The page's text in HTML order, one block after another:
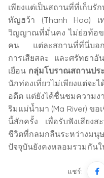
เพียงแต่เป็นสถานที่ที่เก็บรั
ทัญฮว้า (Thanh Hoa) เ
วิญญาณที่มั่นคง ไม่ย่อท้อข
คน แต่ละสถานที่ที่นี่บอกเ
การเสียสละ และศรัทธา
เยือน กลุ่มโบราณสถานปร
นักท่องเที่ยวไม่เพียงแต่จะ
อดีต แต่ยังได้ชื่นชมความง
ริมแม่น้ำมา (Ma River) ข
นี้สักครั้ง เพื่อรับฟังเสียง
ชีวิตที่กลมกลืนระหว่าง
ปัจจุบันยังคงหลอมรวมกั
แชร์: